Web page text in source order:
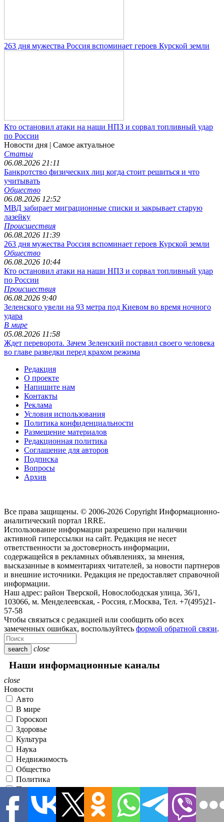
263 дня мужества Россия вспоминает героев Курской земли
Кто остановил атаки на наши НПЗ и сорвал топливный удар
по России
Новости дня | Самое актуальное
Статьи
06.08.2026 21:11
Банкротство физических лиц когда стоит решиться и что
учитывать
Общество
06.08.2026 12:52
МВД забирает миграционные списки и закрывает старую
лазейку
Происшествия
06.08.2026 11:39
263 дня мужества Россия вспоминает героев Курской земли
Общество
06.08.2026 10:44
Кто остановил атаки на наши НПЗ и сорвал топливный удар
по России
Происшествия
06.08.2026 9:40
Зеленского увели на 93 метра под Киевом во время ночного
удара
В мире
05.08.2026 11:58
Ждет переворота. Зачем Зеленский поставил своего человека
во главе разведки перед крахом режима
Редакция
О проекте
Напишите нам
Контакты
Реклама
Условия использования
Политика конфиденциальности
Размещение материалов
Редакционная политика
Соглашение для авторов
Подписка
Вопросы
Архив
Все права защищены. © 2006-2026 Copyright Информационно-
аналитический портал 1RRE.
Использование информации разрешено при наличии
активной гиперссылки на сайт. Редакция не несет
ответственности за достоверность информации,
содержащейся в рекламных объявлениях, за мнения,
высказанные в комментариях читателей, за новости партнеров
и внешние источники. Редакция не предоставляет справочной
информации.
Наш адрес: район Тверской, Новослободская улица, 36/1 ,
103066, м. Менделеевская, - Россия, г.Москва, Тел. +7(495)21-
57-58
Чтобы связаться с редакцией или сообщить обо всех
замеченных ошибках, воспользуйтесь формой обратной связи.
search close
Наши информационные каналы
close
Новости
Авто
В мире
Гороскоп
Здоровье
Культура
Наука
Недвижимость
Общество
Политика
Происшествия
Разное
Спорт